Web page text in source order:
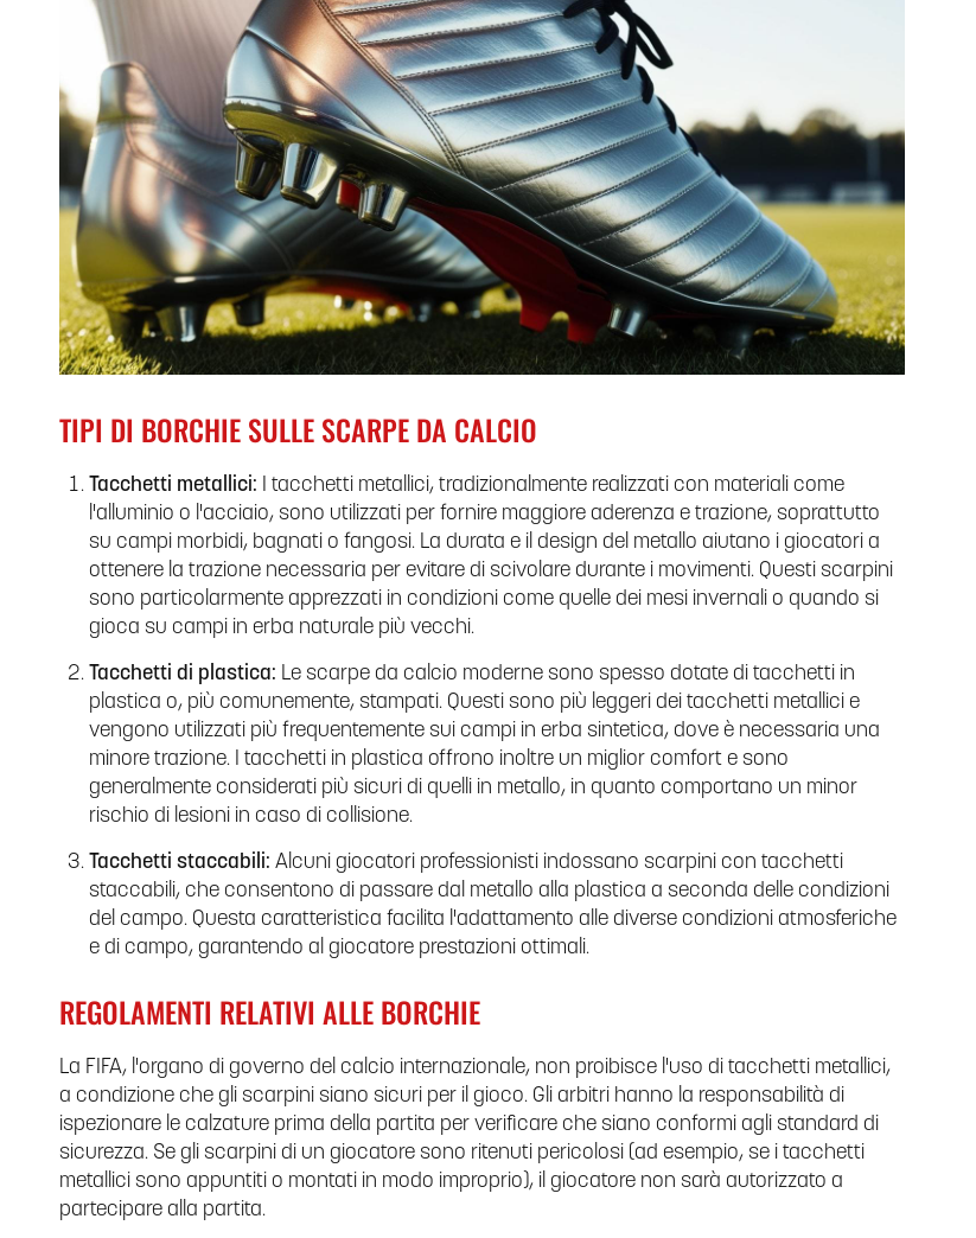
TIPI DI BORCHIE SULLE SCARPE DA CALCIO
Tacchetti metallici: I tacchetti metallici, tradizionalmente realizzati con materiali come
l'alluminio o l'acciaio, sono utilizzati per fornire maggiore aderenza e trazione, soprattutto
su campi morbidi, bagnati o fangosi. La durata e il design del metallo aiutano i giocatori a
ottenere la trazione necessaria per evitare di scivolare durante i movimenti. Questi scarpini
sono particolarmente apprezzati in condizioni come quelle dei mesi invernali o quando si
gioca su campi in erba naturale più vecchi.
Tacchetti di plastica: Le scarpe da calcio moderne sono spesso dotate di tacchetti in
plastica o, più comunemente, stampati. Questi sono più leggeri dei tacchetti metallici e
vengono utilizzati più frequentemente sui campi in erba sintetica, dove è necessaria una
minore trazione. I tacchetti in plastica offrono inoltre un miglior comfort e sono
generalmente considerati più sicuri di quelli in metallo, in quanto comportano un minor
rischio di lesioni in caso di collisione.
Tacchetti staccabili: Alcuni giocatori professionisti indossano scarpini con tacchetti
staccabili, che consentono di passare dal metallo alla plastica a seconda delle condizioni
del campo. Questa caratteristica facilita l'adattamento alle diverse condizioni atmosferiche
e di campo, garantendo al giocatore prestazioni ottimali.
REGOLAMENTI RELATIVI ALLE BORCHIE
La FIFA, l'organo di governo del calcio internazionale, non proibisce l'uso di tacchetti metallici,
a condizione che gli scarpini siano sicuri per il gioco. Gli arbitri hanno la responsabilità di
ispezionare le calzature prima della partita per verificare che siano conformi agli standard di
sicurezza. Se gli scarpini di un giocatore sono ritenuti pericolosi (ad esempio, se i tacchetti
metallici sono appuntiti o montati in modo improprio), il giocatore non sarà autorizzato a
partecipare alla partita.